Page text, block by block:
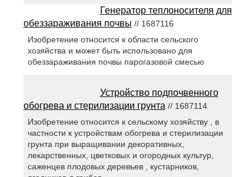
Генератор теплоносителя для
обеззараживания почвы // 1687116
Изобретение относится к области сельского
хозяйства и может быть использовано для
обеззараживания почвы парогазовой смесью
Устройство подпочвенного
обогрева и стерилизации грунта // 1687114
Изобретение относится к сельскому хозяйству , в
частности к устройствам обогрева и стерилизации
грунта при выращивании декоративных,
лекарственных, цветковых и огородных культур,
саженцев плодовых деревьев , кустарников,